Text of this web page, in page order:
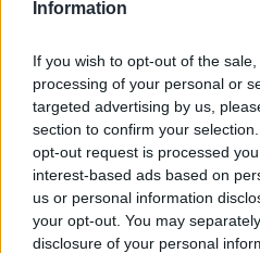
Information
If you wish to opt-out of the
processing of your personal or
targeted advertising by us,
section to confirm your
opt-out request is processed
interest-based ads based on
us or personal information
your opt-out. You may
disclosure of your personal
Την Κυριακή 10/09 το
και σειρά έχει το boogie
rock ‘n’ roll. Το μάθημα
Foxes (οι Μάνος